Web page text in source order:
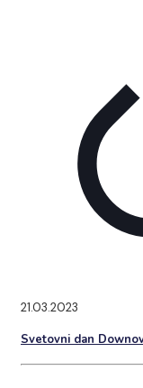
21.03.2023
Svetovni dan